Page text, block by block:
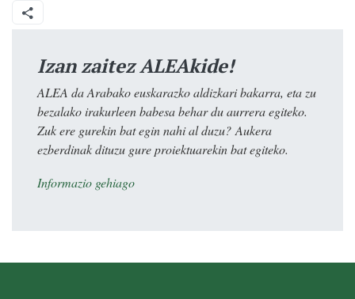
Izan zaitez ALEAkide!
ALEA da Arabako euskarazko aldizkari bakarra, eta zu
bezalako irakurleen babesa behar du aurrera egiteko.
Zuk ere gurekin bat egin nahi al duzu? Aukera
ezberdinak dituzu gure proiektuarekin bat egiteko.
Informazio gehiago